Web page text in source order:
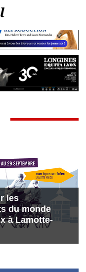
les
du monde
à Lamotte-